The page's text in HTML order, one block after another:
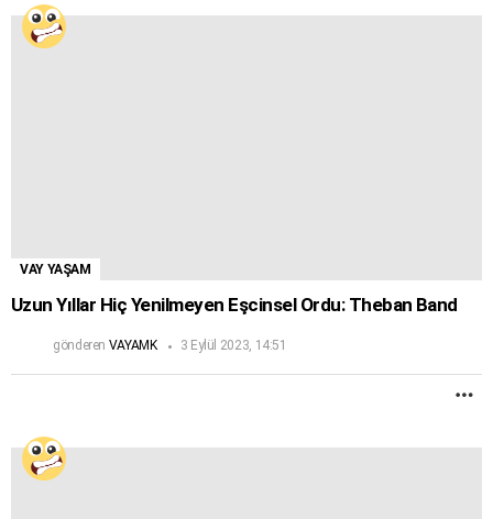
VAY YAŞAM
Uzun Yıllar Hiç Yenilmeyen Eşcinsel Ordu: Theban Band
gönderen VAYAMK 3 Eylül 2023, 14:51